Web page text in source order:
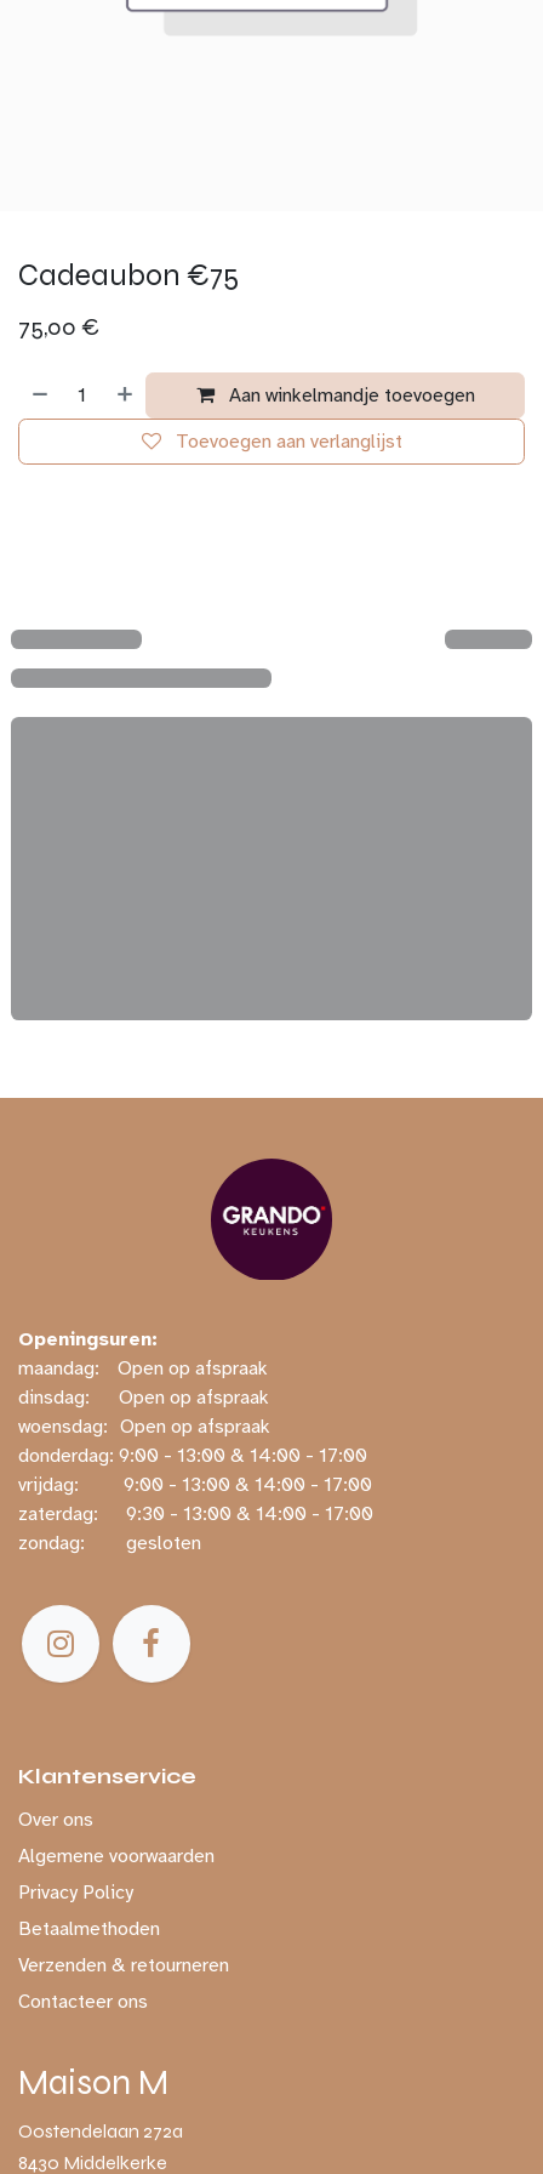
Cadeaubon €75
75,00 €
Aan winkelmandje toevoegen
Toevoegen aan verlanglijst
Openingsuren:
maandag:
​​Open op afspraak
dinsdag:
​Open op afspraak
woensdag: ​Open op afspraak
donderdag: ​9:00 - 13:00 & 14:00 - 17:00
vrijdag:
​ ​9:00 - 13:00 & 14:00 - 17:00
zaterdag:
​ ​9:30 - 13:00 & 14:00 - 17:00
zondag:
​ gesloten
Klantenservice
Over ons
Algemene voorwaarden
Privacy Policy
Betaalmethoden
Verzenden & retourneren
Contacteer ons
Maison M
Oostendelaan 272a
8430 Middelkerke